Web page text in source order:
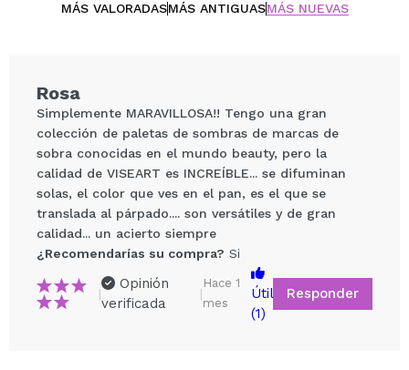
MÁS VALORADASMÁS ANTIGUASMÁS NUEVAS
Compartir un vídeo o una foto
Tu vídeo podría ser el primero. Imagínatelo...
Rosa
Simplemente MARAVILLOSA!! Tengo una gran
colección de paletas de sombras de marcas de
sobra conocidas en el mundo beauty, pero la
calidad de VISEART es INCREÍBLE... se difuminan
solas, el color que ves en el pan, es el que se
translada al párpado.... son versátiles y de gran
calidad... un acierto siempre
¿Recomendarías su compra? Si
|
Opinión
verificada
|
Hace 1
mes
Útil
(1)
Responder